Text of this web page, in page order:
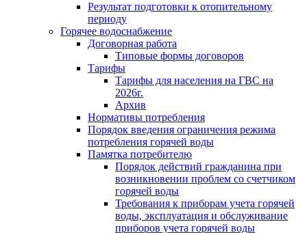
Результат подготовки к отопительному
периоду
Горячее водоснабжение
Договорная работа
Типовые формы договоров
Тарифы
Тарифы для населения на ГВС на
2026г.
Архив
Нормативы потребления
Порядок введения ограничения режима
потребления горячей воды
Памятка потребителю
Порядок действий гражданина при
возникновении проблем со счетчиком
горячей воды
Требования к приборам учета горячей
воды, эксплуатация и обслуживание
приборов учета горячей воды